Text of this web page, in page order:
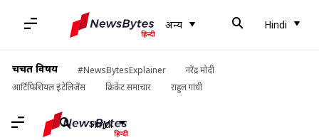
अन्य Hindi
चर्चित विषय #NewsBytesExplainer
नरेंद्र मोदी
आर्टिफिशियल इंटेलिजेंस
क्रिकेट समाचार राहुल गांधी
Hindi